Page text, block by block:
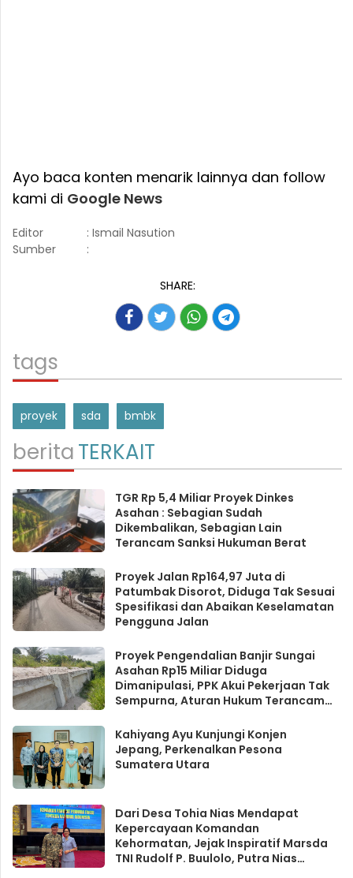
Ayo baca konten menarik lainnya dan follow
kami di Google News
Editor
: Ismail Nasution
Sumber
:
SHARE:
tags
proyek sda bmbk
beritaTERKAIT
TGR Rp 5,4 Miliar Proyek Dinkes
Asahan : Sebagian Sudah
Dikembalikan, Sebagian Lain
Terancam Sanksi Hukuman Berat
Proyek Jalan Rp164,97 Juta di
Patumbak Disorot, Diduga Tak Sesuai
Spesifikasi dan Abaikan Keselamatan
Pengguna Jalan
Proyek Pengendalian Banjir Sungai
Asahan Rp15 Miliar Diduga
Dimanipulasi, PPK Akui Pekerjaan Tak
Sempurna, Aturan Hukum Terancam
Kahiyang Ayu Kunjungi Konjen
Jepang, Perkenalkan Pesona
Sumatera Utara
Dari Desa Tohia Nias Mendapat
Kepercayaan Komandan
Kehormatan, Jejak Inspiratif Marsda
TNI Rudolf P. Buulolo, Putra Nias